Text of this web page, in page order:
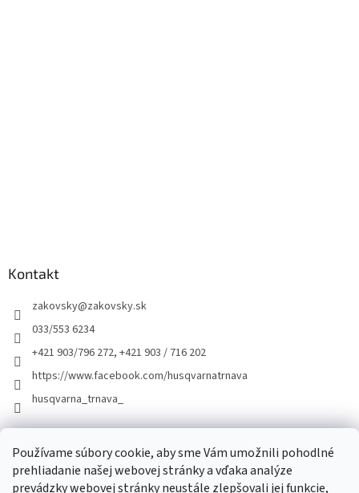
Používame súbory cookie, aby sme Vám umožnili pohodlné
prehliadanie našej webovej stránky a vďaka analýze
prevádzky webovej stránky neustále zlepšovali jej funkcie,
Kontakt
zakovsky@zakovsky.sk
033/553 6234
+421 903/796 272, +421 903 / 716 202
https://www.facebook.com/husqvarnatrnava
husqvarna_trnava_
Facebook